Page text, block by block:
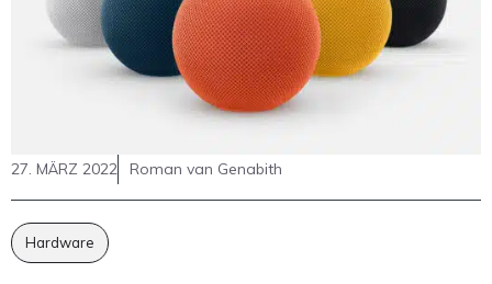
27. MÄRZ 2022 Roman van Genabith
Hardware